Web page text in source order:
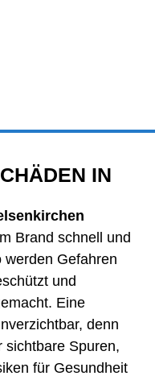
IN
Brand schnell und
Gefahren
und
Eine
denn
sichtbare Spuren,
für Gesundheit